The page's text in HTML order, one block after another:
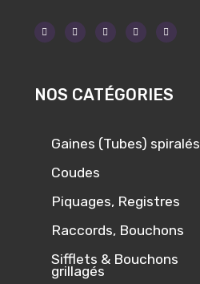
NOS CATÉGORIES
Gaines (Tubes) spiralés
Coudes
Piquages, Registres
Raccords, Bouchons
Sifflets & Bouchons
grillagés